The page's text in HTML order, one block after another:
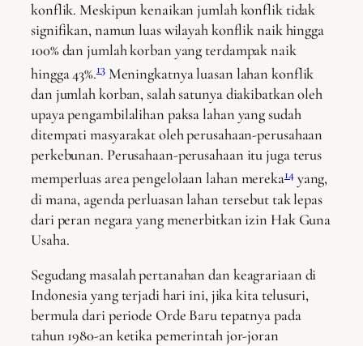
konflik. Meskipun kenaikan jumlah konflik tidak
signifikan, namun luas wilayah konflik naik hingga
100% dan jumlah korban yang terdampak naik
hingga 43%.13Meningkatnya luasan lahan konflik
dan jumlah korban, salah satunya diakibatkan oleh
upaya pengambilalihan paksa lahan yang sudah
ditempati masyarakat oleh perusahaan-perusahaan
perkebunan. Perusahaan-perusahaan itu juga terus
memperluas area pengelolaan lahan mereka14yang,
di mana, agenda perluasan lahan tersebut tak lepas
dari peran negara yang menerbitkan izin Hak Guna
Usaha.
Segudang masalah pertanahan dan keagrariaan di
Indonesia yang terjadi hari ini, jika kita telusuri,
bermula dari periode Orde Baru tepatnya pada
tahun 1980-an ketika pemerintah jor-joran